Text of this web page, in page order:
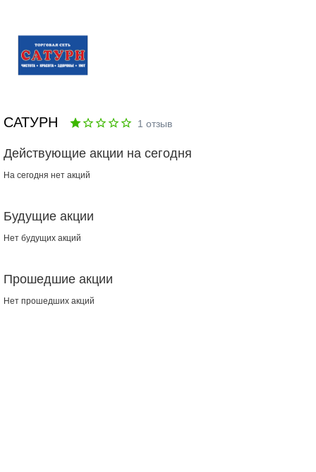
САТУРН 1 отзыв
Действующие акции на сегодня
На сегодня нет акций
Будущие акции
Нет будущих акций
Прошедшие акции
Нет прошедших акций